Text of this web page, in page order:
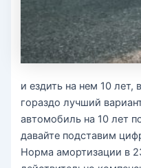
и ездить на нем 10
гораздо лучший
автомобиль на 10 лет
давайте подставим
Норма амортизации в